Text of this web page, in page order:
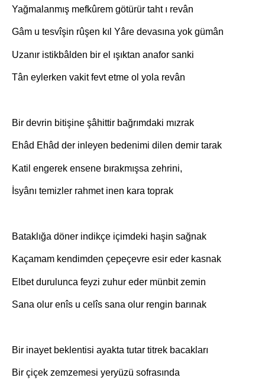
Yağmalanmış mefkûrem götürür taht ı revân
Gâm u tesvîşin rûşen kıl Yâre devasına yok gümân
Uzanır istikbâlden bir el ışıktan anafor sanki
Tân eylerken vakit fevt etme ol yola revân
Bir devrin bitişine şâhittir bağrımdaki mızrak
Ehâd Ehâd der inleyen bedenimi dilen demir tarak
Katil engerek ensene bırakmışsa zehrini,
İsyânı temizler rahmet inen kara toprak
Bataklığa döner indikçe içimdeki haşin sağnak
Kaçamam kendimden çepeçevre esir eder kasnak
Elbet durulunca feyzi zuhur eder münbit zemin
Sana olur enîs u celîs sana olur rengin barınak
Bir inayet beklentisi ayakta tutar titrek bacakları
Bir çiçek zemzemesi yeryüzü sofrasında